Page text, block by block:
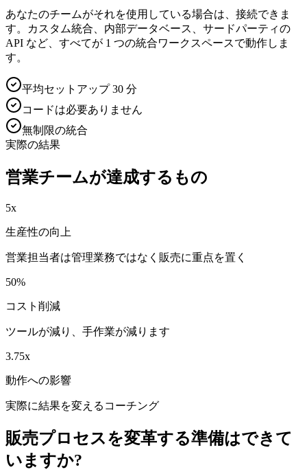
あなたのチームがそれを使用している場合は、接続できま
す。カスタム統合、内部データベース、サードパーティの
API など、すべてが 1 つの統合ワークスペースで動作しま
す。
平均セットアップ 30 分
コードは必要ありません
無制限の統合
実際の結果
営業チームが達成するもの
5x
生産性の向上
営業担当者は管理業務ではなく販売に重点を置く
50%
コスト削減
ツールが減り、手作業が減ります
3.75x
動作への影響
実際に結果を変えるコーチング
販売プロセスを変革する準備はできて
いますか?